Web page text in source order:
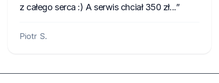
z całego serca :) A serwis chciał 350 zł...
Piotr S.